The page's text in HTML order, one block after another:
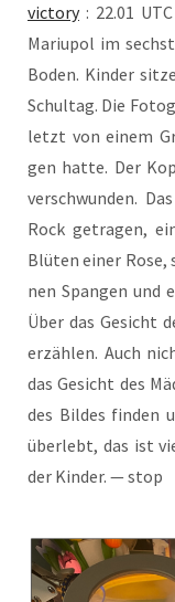
vic­to­ry: 22.01
Mariu­pol im
Boden. Kin­der
Schul­tag. Die
letzt von einem
gen hat­te. Der
ver­schwun­den.
Rock getra­gen,
Blü­ten einer
nen Span­gen und
Über das Gesicht
erzäh­len. Auch
das Gesicht des
des Bil­des fin­den
über­lebt, das ist
der Kin­der. — stop